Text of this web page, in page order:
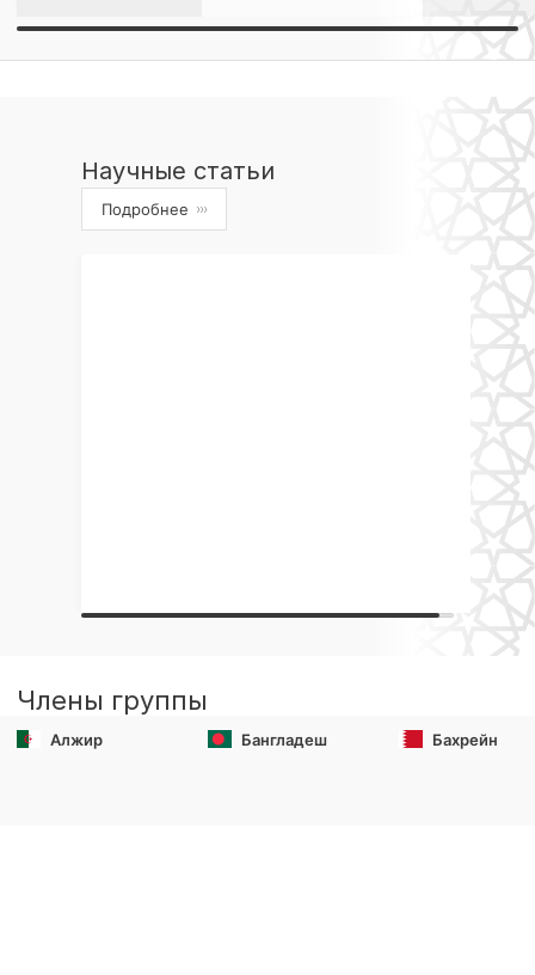
Научные статьи
Подробнее ›››
Члены группы
Алжир Бангладеш Бахрейн